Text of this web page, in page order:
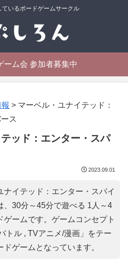
いるボードゲームサークル
ーム会 参加者募集中
> マーベル・ユナイテッド：
ス
ッド：エンター・スパ
2023.09.01
ナイテッド：エンター・スパイ
、30分～45分で遊べる 1人～4
ゲームです。ゲームコンセプト
トル , TVアニメ/漫画」をテー
ドゲームとなっています。